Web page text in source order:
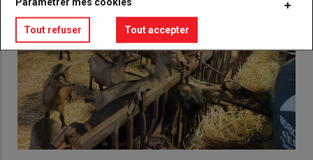
Tout refuser Tout accepter